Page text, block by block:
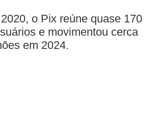
o Pix reúne quase 170
e movimentou cerca
em 2024.